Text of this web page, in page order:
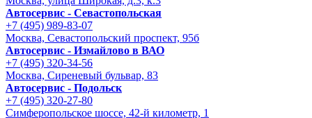
Автосервис - Cевастопольская
+7 (495) 989-83-07
Москва, Севастопольский проспект, 95б
Автосервис - Измайлово в ВАО
+7 (495) 320-34-56
Москва, Сиреневый бульвар, 83
Автосервис - Подольск
+7 (495) 320-27-80
Симферопольское шоссе, 42-й километр, 1